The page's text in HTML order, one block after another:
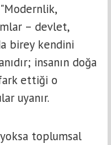
– devlet,
birey kendini
insanın doğa
ettiği o
uyanır.
toplumsal